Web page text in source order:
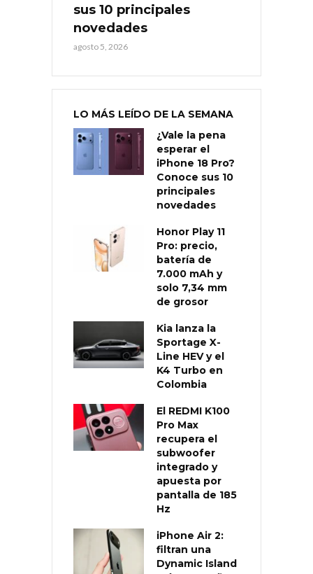
sus 10 principales
novedades
agosto 5, 2026
LO MÁS LEÍDO DE LA SEMANA
¿Vale la pena
esperar el
iPhone 18 Pro?
Conoce sus 10
principales
novedades
Honor Play 11
Pro: precio,
batería de
7.000 mAh y
solo 7,34 mm
de grosor
Kia lanza la
Sportage X-
Line HEV y el
K4 Turbo en
Colombia
El REDMI K100
Pro Max
recupera el
subwoofer
integrado y
apuesta por
pantalla de 185
Hz
iPhone Air 2:
filtran una
Dynamic Island